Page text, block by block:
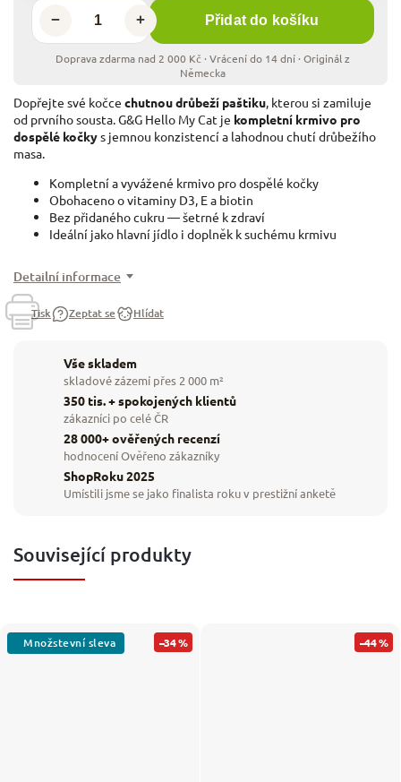
+
− Přidat do košíku
Dopřejte své kočce chutnou drůbeží paštiku, kterou si zamiluje
od prvního sousta. G&G Hello My Cat je kompletní krmivo pro
dospělé kočkys jemnou konzistencí a lahodnou chutí drůbežího
masa.
Kompletní a vyvážené krmivo pro dospělé kočky
Obohaceno o vitaminy D3, E a biotin
Bez přidaného cukru — šetrné k zdraví
Ideální jako hlavní jídlo i doplněk k suchému krmivu
Detailní informace
Tisk Zeptat se Hlídat
Vše skladem
skladové zázemí přes 2 000 m²
350 tis. + spokojených klientů
zákazníci po celé ČR
28 000+ ověřených recenzí
hodnocení Ověřeno zákazníky
ShopRoku 2025
Umístili jsme se jako finalista roku v prestižní anketě
Související produkty
–34 % –44 %